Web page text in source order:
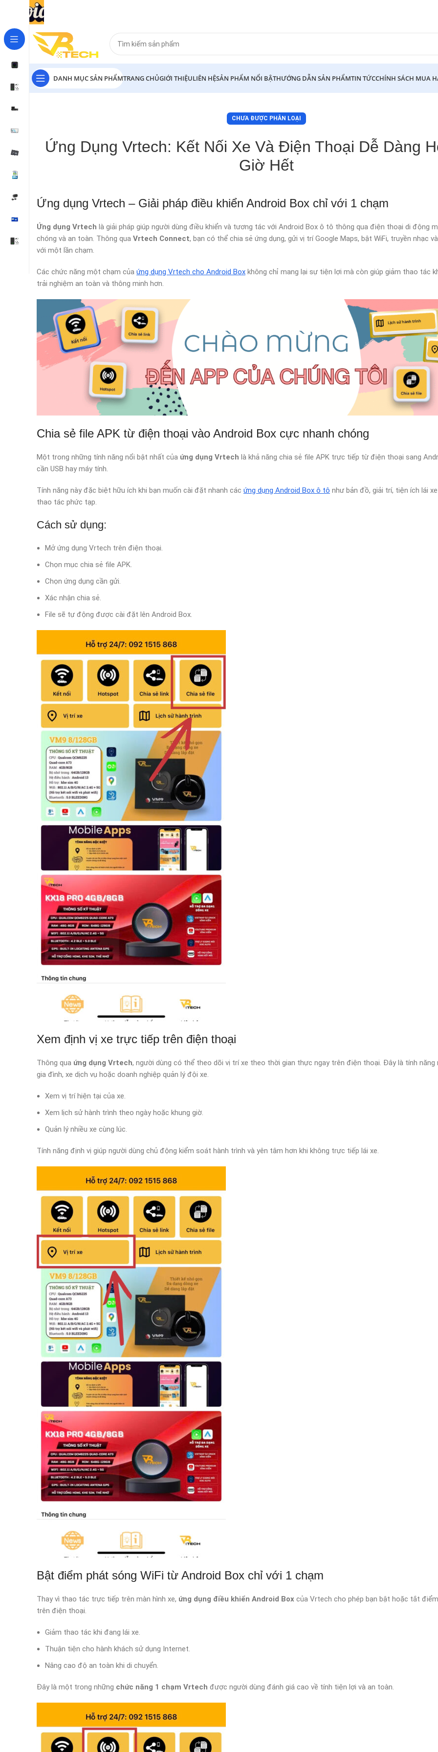
DANH MỤC SẢN PHẨMTRANG CHỦGIỚI THIỆULIÊN HỆSẢN PHẨM NỔI BẬTHƯỚNG DẪN SẢN PHẨMTIN TỨCCHÍNH SÁCH MUA
CHƯA ĐƯỢC PHÂN LOẠI
Ứng Dụng Vrtech: Kết Nối Xe Và Điện Thoại Dễ Dàng
Giờ Hết
Ứng dụng Vrtech – Giải pháp điều khiển Android Box chỉ với 1 chạm
Ứng dụng Vrtech là giải pháp giúp người dùng điều khiển và tương tác với Android Box ô tô thông qua điện thoại di động
chóng và an toàn. Thông qua Vrtech Connect, bạn có thể chia sẻ ứng dụng, gửi vị trí Google Maps, bật WiFi, truyền nhạc
với một lần chạm.
Các chức năng một chạm của ứng dụng Vrtech cho Android Box không chỉ mang lại sự tiện lợi mà còn giúp giảm thao tác
trải nghiệm an toàn và thông minh hơn.
Chia sẻ file APK từ điện thoại vào Android Box cực nhanh chóng
Một trong những tính năng nổi bật nhất của ứng dụng Vrtech là khả năng chia sẻ file APK trực tiếp từ điện thoại sang
cần USB hay máy tính.
Tính năng này đặc biệt hữu ích khi bạn muốn cài đặt nhanh các ứng dụng Android Box ô tô như bản đồ, giải trí, tiện ích lái
thao tác phức tạp.
Cách sử dụng:
Mở ứng dụng Vrtech trên điện thoại.
Chọn mục chia sẻ file APK.
Chọn ứng dụng cần gửi.
Xác nhận chia sẻ.
File sẽ tự động được cài đặt lên Android Box.
Xem định vị xe trực tiếp trên điện thoại
Thông qua ứng dụng Vrtech, người dùng có thể theo dõi vị trí xe theo thời gian thực ngay trên điện thoại. Đây là tính
gia đình, xe dịch vụ hoặc doanh nghiệp quản lý đội xe.
Xem vị trí hiện tại của xe.
Xem lịch sử hành trình theo ngày hoặc khung giờ.
Quản lý nhiều xe cùng lúc.
Tính năng định vị giúp người dùng chủ động kiểm soát hành trình và yên tâm hơn khi không trực tiếp lái xe.
Bật điểm phát sóng WiFi từ Android Box chỉ với 1 chạm
Thay vì thao tác trực tiếp trên màn hình xe, ứng dụng điều khiển Android Box của Vrtech cho phép bạn bật hoặc tắt
trên điện thoại.
Giảm thao tác khi đang lái xe.
Thuận tiện cho hành khách sử dụng Internet.
Nâng cao độ an toàn khi di chuyển.
Đây là một trong những chức năng 1 chạm Vrtech được người dùng đánh giá cao về tính tiện lợi và an toàn.